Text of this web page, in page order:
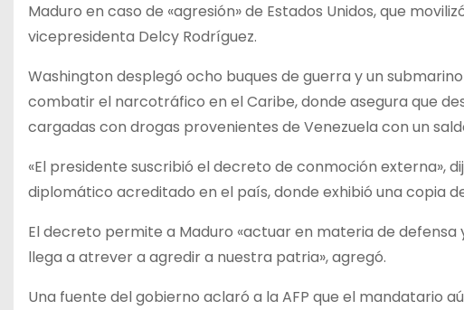
Maduro en caso de «agresión» de Estados Unidos, que
vicepresidenta Delcy Rodríguez.
Washington desplegó ocho buques de guerra y un
combatir el narcotráfico en el Caribe, donde asegura que
cargadas con drogas provenientes de Venezuela con un
«El presidente suscribió el decreto de conmoción externa»,
diplomático acreditado en el país, donde exhibió una copia
El decreto permite a Maduro «actuar en materia de defensa
llega a atrever a agredir a nuestra patria», agregó.
Una fuente del gobierno aclaró a la AFP que el mandatario